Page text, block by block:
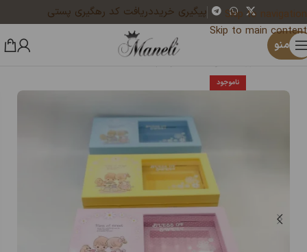
Skip to navigation
Skip to main content
پیگیری خریددریافت کد رهگیری پستی
منو
خانه اکسسوری مانلی جعبه جواهری
ناموجود
×